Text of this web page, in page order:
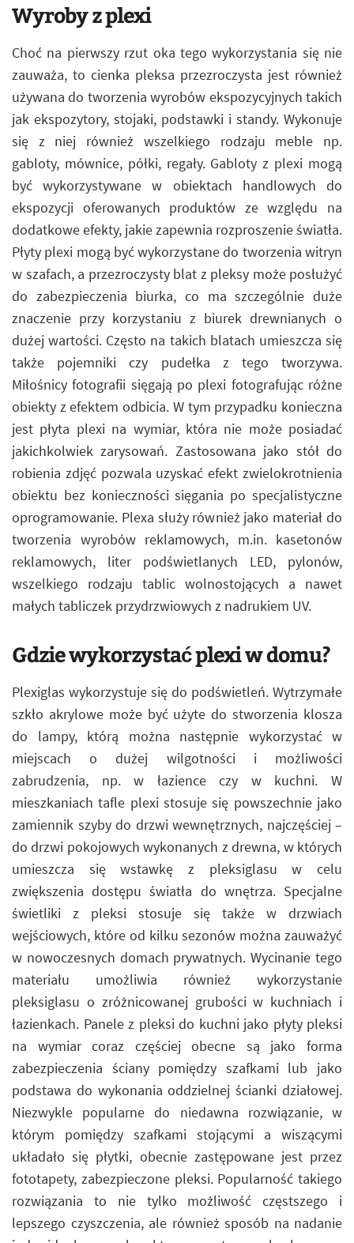
Wyroby z plexi
Choć na pierwszy rzut oka tego wykorzystania się nie
zauważa, to cienka pleksa przezroczysta jest również
używana do tworzenia wyrobów ekspozycyjnych takich
jak ekspozytory, stojaki, podstawki i standy. Wykonuje
się z niej również wszelkiego rodzaju meble np.
gabloty, mównice, półki, regały. Gabloty z plexi mogą
być wykorzystywane w obiektach handlowych do
ekspozycji oferowanych produktów ze względu na
dodatkowe efekty, jakie zapewnia rozproszenie światła.
Płyty plexi mogą być wykorzystane do tworzenia witryn
w szafach, a przezroczysty blat z pleksy może posłużyć
do zabezpieczenia biurka, co ma szczególnie duże
znaczenie przy korzystaniu z biurek drewnianych o
dużej wartości. Często na takich blatach umieszcza się
także pojemniki czy pudełka z tego tworzywa.
Miłośnicy fotografii sięgają po plexi fotografując różne
obiekty z efektem odbicia. W tym przypadku konieczna
jest płyta plexi na wymiar, która nie może posiadać
jakichkolwiek zarysowań. Zastosowana jako stół do
robienia zdjęć pozwala uzyskać efekt zwielokrotnienia
obiektu bez konieczności sięgania po specjalistyczne
oprogramowanie. Plexa służy również jako materiał do
tworzenia wyrobów reklamowych, m.in. kasetonów
reklamowych, liter podświetlanych LED, pylonów,
wszelkiego rodzaju tablic wolnostojących a nawet
małych tabliczek przydrzwiowych z nadrukiem UV.
Gdzie wykorzystać plexi w domu?
Plexiglas wykorzystuje się do podświetleń. Wytrzymałe
szkło akrylowe może być użyte do stworzenia klosza
do lampy, którą można następnie wykorzystać w
miejscach o dużej wilgotności i możliwości
zabrudzenia, np. w łazience czy w kuchni. W
mieszkaniach tafle plexi stosuje się powszechnie jako
zamiennik szyby do drzwi wewnętrznych, najczęściej –
do drzwi pokojowych wykonanych z drewna, w których
umieszcza się wstawkę z pleksiglasu w celu
zwiększenia dostępu światła do wnętrza. Specjalne
świetliki z pleksi stosuje się także w drzwiach
wejściowych, które od kilku sezonów można zauważyć
w nowoczesnych domach prywatnych. Wycinanie tego
materiału umożliwia również wykorzystanie
pleksiglasu o zróżnicowanej grubości w kuchniach i
łazienkach. Panele z pleksi do kuchni jako płyty pleksi
na wymiar coraz częściej obecne są jako forma
zabezpieczenia ściany pomiędzy szafkami lub jako
podstawa do wykonania oddzielnej ścianki działowej.
Niezwykle popularne do niedawna rozwiązanie, w
którym pomiędzy szafkami stojącymi a wiszącymi
układało się płytki, obecnie zastępowane jest przez
fototapety, zabezpieczone pleksi. Popularność takiego
rozwiązania to nie tylko możliwość częstszego i
lepszego czyszczenia, ale również sposób na nadanie